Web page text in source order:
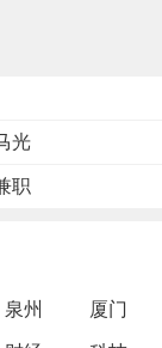
光
职
泉州 厦门